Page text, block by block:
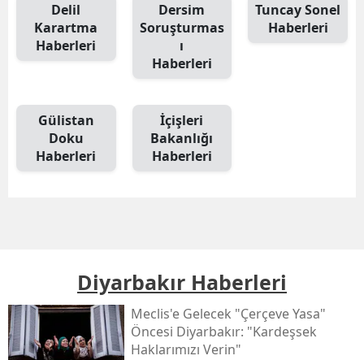
Delil
Karartma
Haberleri
Dersim
Soruşturmas
ı
Haberleri
Tuncay Sonel
Haberleri
Gülistan
Doku
Haberleri
İçişleri
Bakanlığı
Haberleri
Diyarbakır Haberleri
Meclis'e Gelecek "çerçeve Yasa"
Öncesi Diyarbakır: "kardeşsek
Haklarımızı Verin"